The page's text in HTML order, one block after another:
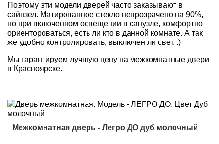
Поэтому эти модели дверей часто заказывают в
сайнзел. Матированное стекло непрозрачено на 90%,
но при включенном освещении в санузле, комфортно
ориентороваться, есть ли кто в данной комнате. А так
же удобно контролировать, выключен ли свет. :)
Мы гарантируем лучшую цену на межкомнатные двери
в Красноярске.
Межкомнатная дверь - Легро ДО дуб молочный